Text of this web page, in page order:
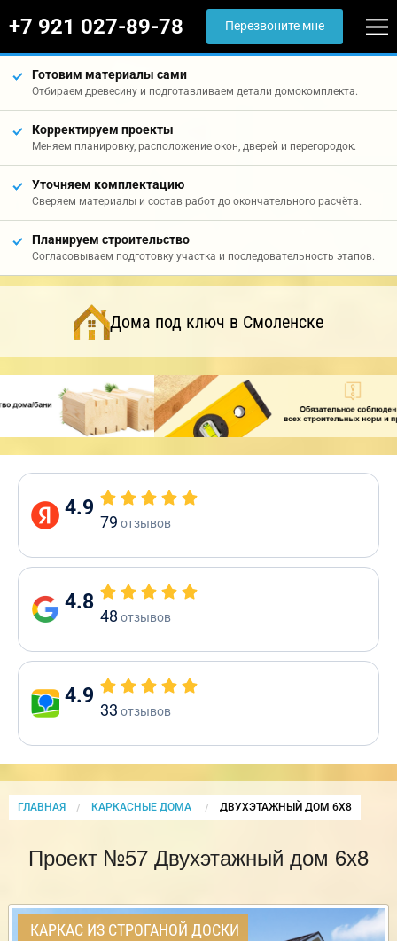
+7 921 027-89-78 Перезвоните мне
Готовим материалы сами
Отбираем древесину и подготавливаем детали домокомплекта.
Корректируем проекты
Меняем планировку, расположение окон, дверей и перегородок.
Уточняем комплектацию
Сверяем материалы и состав работ до окончательного расчёта.
Планируем строительство
Согласовываем подготовку участка и последовательность этапов.
Дома под ключ в Смоленске
4.9
79 отзывов
4.8
48 отзывов
4.9
33 отзывов
ГЛАВНАЯ КАРКАСНЫЕ ДОМА CURRENT:
ДВУХЭТАЖНЫЙ ДОМ 6Х8
Проект №57 Двухэтажный дом 6х8
КАРКАС ИЗ СТРОГАНОЙ ДОСКИ